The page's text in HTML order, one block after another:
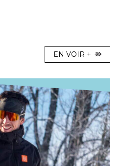
EN VOIR +